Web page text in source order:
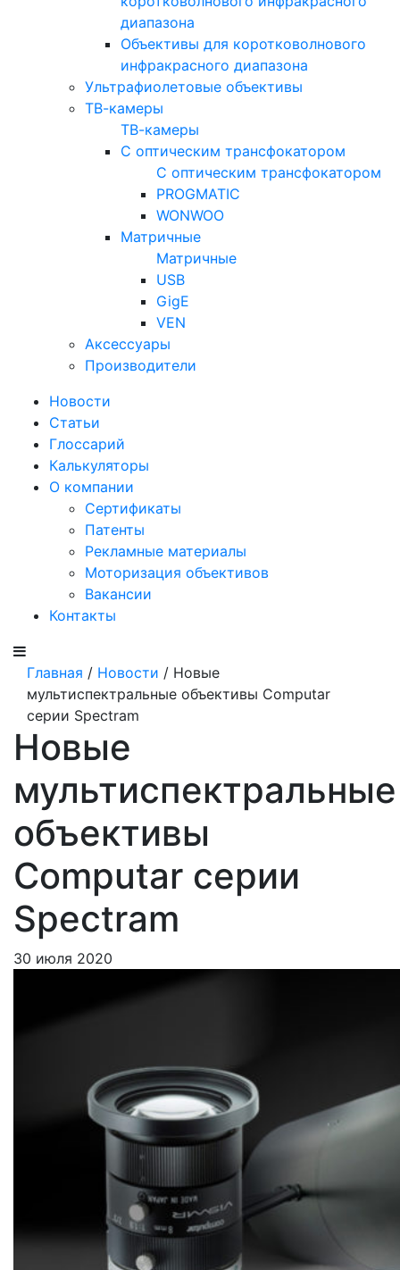
диапазона
Объективы для коротковолнового
инфракрасного диапазона
Ультрафиолетовые объективы
ТВ-камеры
ТВ-камеры
С оптическим трансфокатором
С оптическим трансфокатором
PROGMATIC
WONWOO
Матричные
Матричные
USB
GigE
VEN
Аксессуары
Производители
Новости
Статьи
Глоссарий
Калькуляторы
О компании
Сертификаты
Патенты
Рекламные материалы
Моторизация объективов
Вакансии
Контакты
Главная / Новости / Новые
мультиспектральные объективы Computar
серии Spectram
Новые
мультиспектральные
объективы
Computar серии
Spectram
30 июля 2020